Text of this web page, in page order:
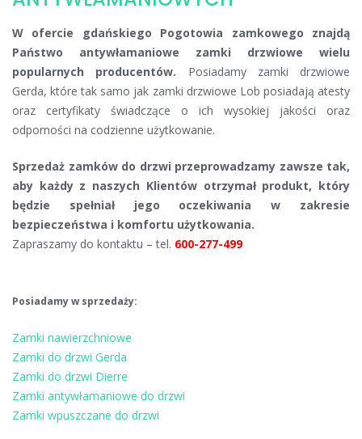
W ofercie gdańskiego Pogotowia zamkowego znajdą
Państwo antywłamaniowe zamki drzwiowe wielu
popularnych producentów. Posiadamy zamki drzwiowe
Gerda, które tak samo jak zamki drzwiowe Lob posiadają atesty
oraz certyfikaty świadczące o ich wysokiej jakości oraz
odporności na codzienne użytkowanie.
Sprzedaż zamków do drzwi przeprowadzamy zawsze tak,
aby każdy z naszych Klientów otrzymał produkt, który
będzie spełniał jego oczekiwania w zakresie
bezpieczeństwa i komfortu użytkowania.
Zapraszamy do kontaktu – tel. 600-277-499
Posiadamy w sprzedaży:
Zamki nawierzchniowe
Zamki do drzwi Gerda
Zamki do drzwi Dierre
Zamki antywłamaniowe do drzwi
Zamki wpuszczane do drzwi